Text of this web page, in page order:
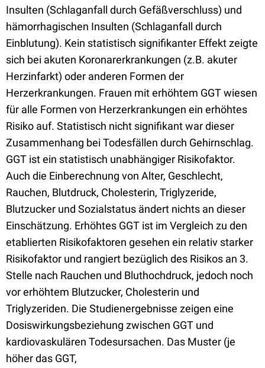
Insulten (Schlaganfall durch Gefäßverschluss) und
hämorrhagischen Insulten (Schlaganfall durch
Einblutung). Kein statistisch signifikanter Effekt zeigte
sich bei akuten Koronarerkrankungen (z.B. akuter
Herzinfarkt) oder anderen Formen der
Herzerkrankungen. Frauen mit erhöhtem GGT wiesen
für alle Formen von Herzerkrankungen ein erhöhtes
Risiko auf. Statistisch nicht signifikant war dieser
Zusammenhang bei Todesfällen durch Gehirnschlag.
GGT ist ein statistisch unabhängiger Risikofaktor.
Auch die Einberechnung von Alter, Geschlecht,
Rauchen, Blutdruck, Cholesterin, Triglyzeride,
Blutzucker und Sozialstatus ändert nichts an dieser
Einschätzung. Erhöhtes GGT ist im Vergleich zu den
etablierten Risikofaktoren gesehen ein relativ starker
Risikofaktor und rangiert bezüglich des Risikos an 3.
Stelle nach Rauchen und Bluthochdruck, jedoch noch
vor erhöhtem Blutzucker, Cholesterin und
Triglyzeriden. Die Studienergebnisse zeigen eine
Dosiswirkungsbeziehung zwischen GGT und
kardiovaskulären Todesursachen. Das Muster (je
höher das GGT,